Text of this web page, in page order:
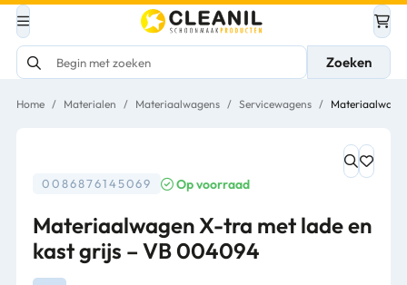
Zoeken
Home / Materialen / Materiaalwagens / Servicewagens /
0086876145069 Op voorraad
Materiaalwagen X-tra met lade en
kast grijs – VB 004094